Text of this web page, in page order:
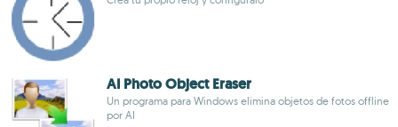
AI Photo Object Eraser
Un programa para Windows elimina objetos de fotos offline
por AI